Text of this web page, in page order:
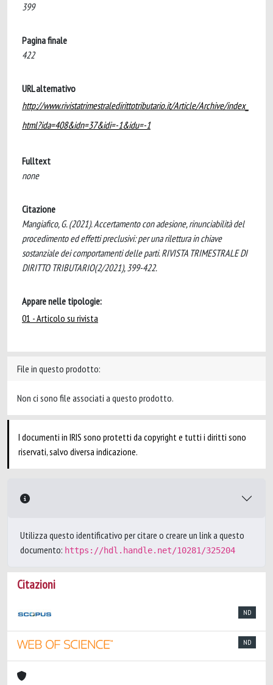
399
Pagina finale
422
URL alternativo
http://www.rivistatrimestraledirittotributario.it/Article/Archive/index_
html?ida=408&idn=37&idi=-1&idu=-1
Fulltext
none
Citazione
Mangiafico, G. (2021). Accertamento con adesione, rinunciabilità del
procedimento ed effetti preclusivi: per una rilettura in chiave
sostanziale dei comportamenti delle parti. RIVISTA TRIMESTRALE DI
DIRITTO TRIBUTARIO(2/2021), 399-422.
Appare nelle tipologie:
01 - Articolo su rivista
File in questo prodotto:
Non ci sono file associati a questo prodotto.
I documenti in IRIS sono protetti da copyright e tutti i diritti sono
riservati, salvo diversa indicazione.
Utilizza questo identificativo per citare o creare un link a questo
documento: https://hdl.handle.net/10281/325204
Citazioni
ND
ND